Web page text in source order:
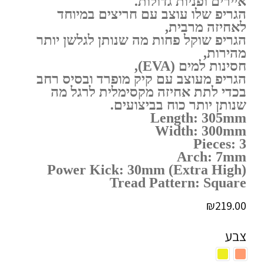
הגריפ שלו עוצב עם חריצים במיוחד
לאחיזה מרבית,
הגריפ שוקל פחות מה שנותן לגלשן יותר
מהירות,
חסינות למים (EVA),
הגריפ מעוצב עם קיק מופרד ובסיס רחב
בכדי לתת אחיזה מקסימלית לרגל מה
שנותן יותר כוח בביצועים.
Length: 305mm
Width: 300mm
Pieces: 3
Arch: 7mm
Power Kick: 30mm (Extra High)
Tread Pattern: Square
₪219.00
צבע